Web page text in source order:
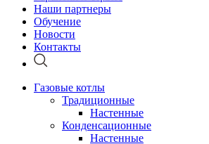
Наши партнеры
Обучение
Новости
Контакты
Газовые котлы
Традиционные
Настенные
Конденсационные
Настенные